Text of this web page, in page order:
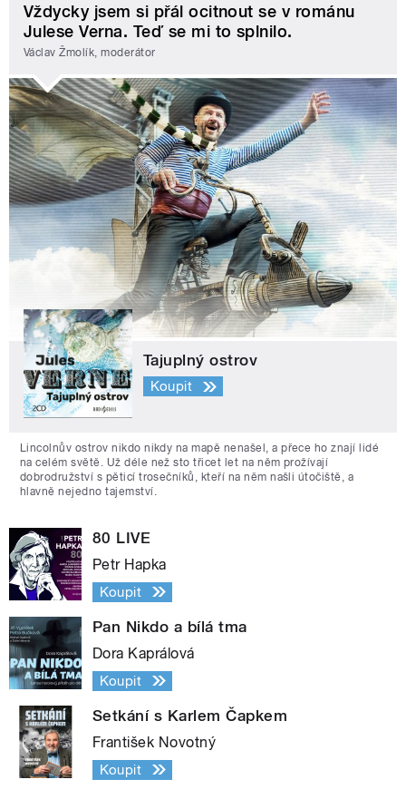
Vždycky jsem si přál ocitnout se v románu
Julese Verna. Teď se mi to splnilo.
Václav Žmolík, moderátor
Tajuplný ostrov
Koupit
Lincolnův ostrov nikdo nikdy na mapě nenašel, a přece ho znají lidé
na celém světě. Už déle než sto třicet let na něm prožívají
dobrodružství s pěticí trosečníků, kteří na něm našli útočiště, a
hlavně nejedno tajemství.
80 LIVE
Petr Hapka
Koupit
Pan Nikdo a bílá tma
Dora Kaprálová
Koupit
Setkání s Karlem Čapkem
František Novotný
Koupit